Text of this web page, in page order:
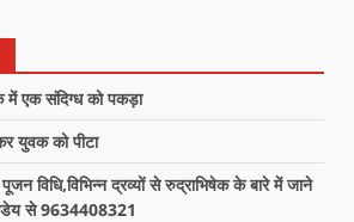
में एक संदिग्ध को पकड़ा
युवक को पीटा
विधि,विभिन्न द्रव्यों से रुद्राभिषेक के बारे में जाने
से 9634408321